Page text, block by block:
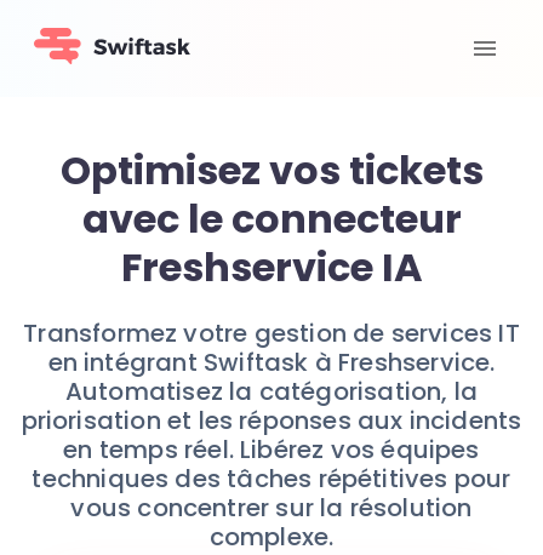
Optimisez vos tickets
avec le connecteur
Freshservice IA
Transformez votre gestion de services IT
en intégrant Swiftask à Freshservice.
Automatisez la catégorisation, la
priorisation et les réponses aux incidents
en temps réel. Libérez vos équipes
techniques des tâches répétitives pour
vous concentrer sur la résolution
complexe.